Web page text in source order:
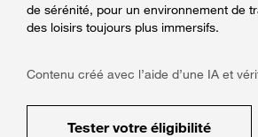
de sérénité, pour un environnement de
des loisirs toujours plus immersifs.
Contenu créé avec l’aide d’une IA et
Tester votre éligibilité